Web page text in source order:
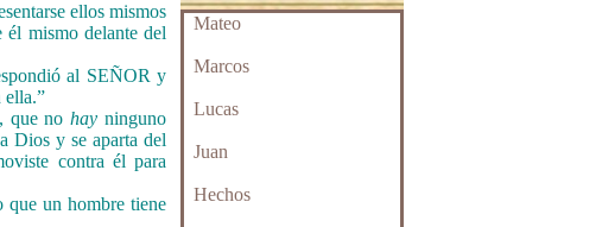
ellos mismos
él mismo delante del
al SEÑOR y
ella.”
que nohay ninguno
Dios y se aparta del
contra él para
un hombre tiene
Mateo
Marcos
Lucas
Juan
Hechos